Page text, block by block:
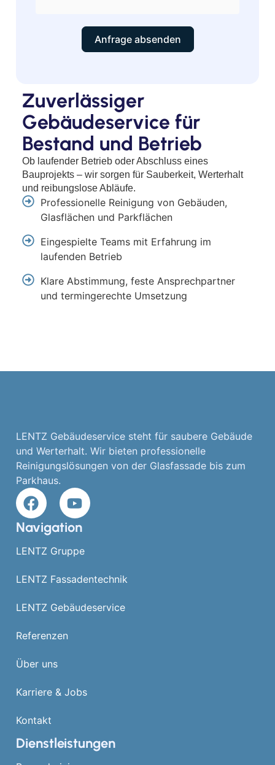
Anfrage absenden
Zuverlässiger
Gebäudeservice für
Bestand und Betrieb
Ob laufender Betrieb oder Abschluss eines
Bauprojekts – wir sorgen für Sauberkeit, Werterhalt
und reibungslose Abläufe.
Professionelle Reinigung von Gebäuden,
Glasflächen und Parkflächen
Eingespielte Teams mit Erfahrung im
laufenden Betrieb
Klare Abstimmung, feste Ansprechpartner
und termingerechte Umsetzung
LENTZ Gebäudeservice steht für saubere Gebäude
und Werterhalt. Wir bieten professionelle
Reinigungslösungen von der Glasfassade bis zum
Parkhaus.
Navigation
LENTZ Gruppe
LENTZ Fassadentechnik
LENTZ Gebäudeservice
Referenzen
Über uns
Karriere & Jobs
Kontakt
Dienstleistungen